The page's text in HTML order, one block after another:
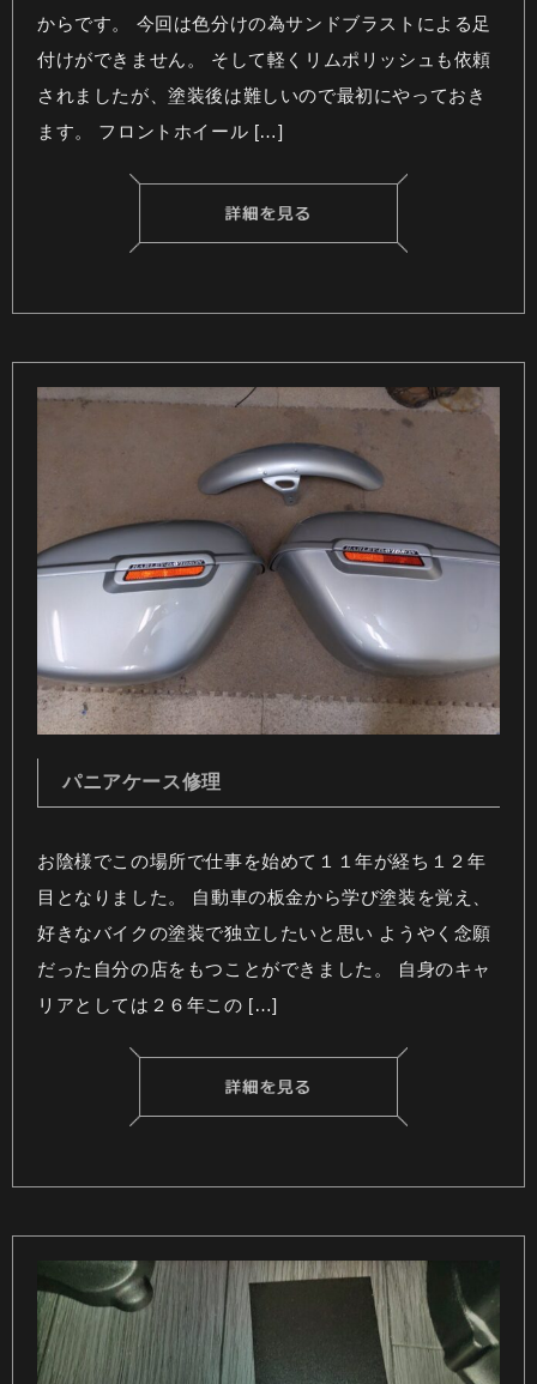
からです。 今回は色分けの為サンドブラストによる足
付けができません。 そして軽くリムポリッシュも依頼
されましたが、塗装後は難しいので最初にやっておき
ます。 フロントホイール […]
パニアケース修理
お陰様でこの場所で仕事を始めて１１年が経ち１２年
目となりました。 自動車の板金から学び塗装を覚え、
好きなバイクの塗装で独立したいと思い ようやく念願
だった自分の店をもつことができました。 自身のキャ
リアとしては２６年この […]